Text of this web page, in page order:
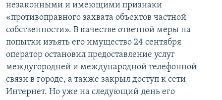
незаконными и имеющими признаки
«противоправного захвата объектов частной
собственности». В качестве ответной меры на
попытки изъять его имущество 24 сентября
оператор остановил предоставление услуг
междугородней и международной телефонной
связи в городе, а также закрыл доступ к сети
Интернет. Но уже на следующий день его